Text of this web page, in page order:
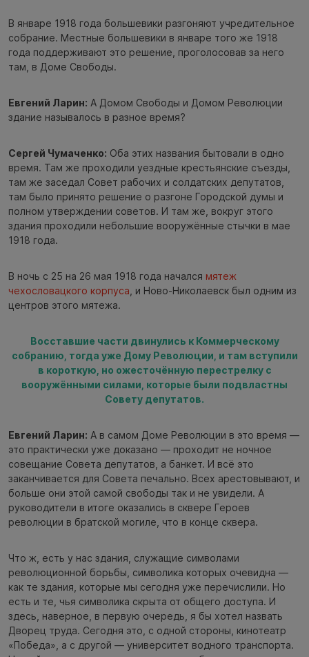
В январе 1918 года большевики разгоняют учредительное
собрание. Местные большевики в январе того же 1918
года поддерживают это решение, проголосовав за него
там, в Доме Свободы.
Евгений Ларин: А Домом Свободы и Домом Революции
здание называлось в разное время?
Сергей Чумаченко: Оба этих названия бытовали в одно
время. Там же проходили уездные крестьянские съезды,
там же заседал Совет рабочих и солдатских депутатов,
там было принято решение о разгоне Городской думы и
полном утверждении советов. И там же, вокруг этого
здания проходили небольшие вооружённые стычки в мае
1918 года.
В ночь с 25 на 26 мая 1918 года начался мятеж
чехословацкого корпуса , и Ново-Николаевск был одним из
центров этого мятежа.
Восставшие части двинулись к Коммерческому
собранию, тогда уже Дому Революции, и там вступили
в короткую, но ожесточённую перестрелку с
вооружёнными силами, которые были подвластны
Совету депутатов.
Евгений Ларин: А в самом Доме Революции в это время —
это практически уже доказано — проходит не ночное
совещание Совета депутатов, а банкет. И всё это
заканчивается для Совета печально. Всех арестовывают, и
больше они этой самой свободы так и не увидели. А
руководители в итоге оказались в сквере Героев
революции в братской могиле, что в конце сквера.
Что ж, есть у нас здания, служащие символами
революционной борьбы, символика которых очевидна —
как те здания, которые мы сегодня уже перечислили. Но
есть и те, чья символика скрыта от общего доступа. И
здесь, наверное, в первую очередь, я бы хотел назвать
Дворец труда. Сегодня это, с одной стороны, кинотеатр
«Победа», а с другой — университет водного транспорта.